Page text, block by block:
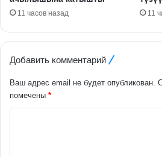
11 часов назад 11
Добавить комментарий
Ваш адрес email не будет опубликован.
помечены *